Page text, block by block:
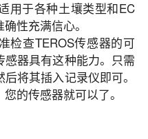
用于各种土壤类型和EC
性充满信心。
检查TEROS传感器的可
器具有这种能力。只需
将其插入记录仪即可。
的传感器就可以了。